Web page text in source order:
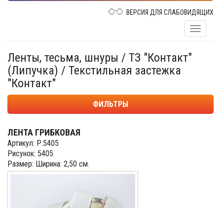
ВЕРСИЯ ДЛЯ СЛАБОВИДЯЩИХ
Ленты, тесьма, шнуры / ТЗ "Контакт"
(Липучка) / Текстильная застежка
"Контакт"
ФИЛЬТРЫ
ЛЕНТА ГРИБКОВАЯ
Артикул: Р.5405
Рисунок: 5405
Размер: Ширина: 2,50 см.